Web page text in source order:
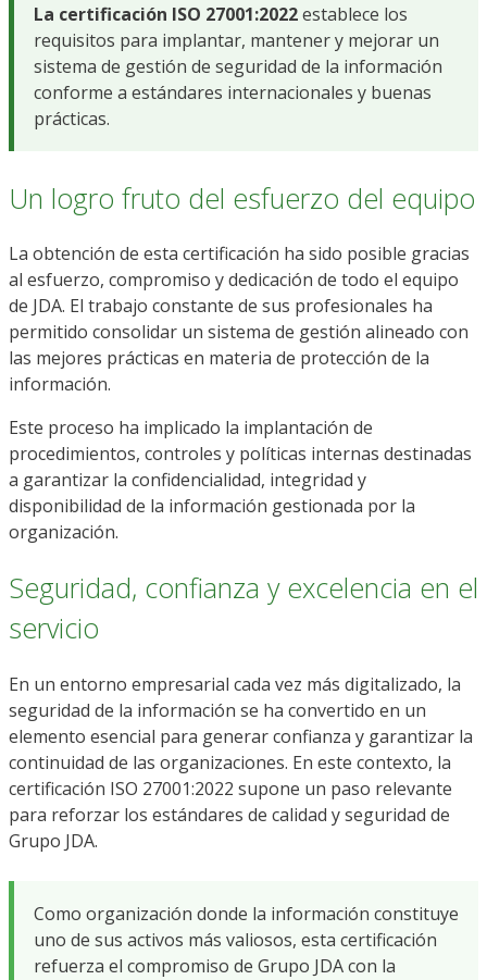
La certificación ISO 27001:2022establece los
requisitos para implantar, mantener y mejorar un
sistema de gestión de seguridad de la información
conforme a estándares internacionales y buenas
prácticas.
Un logro fruto del esfuerzo del equipo
La obtención de esta certificación ha sido posible gracias
al esfuerzo, compromiso y dedicación de todo el equipo
de JDA. El trabajo constante de sus profesionales ha
permitido consolidar un sistema de gestión alineado con
las mejores prácticas en materia de protección de la
información.
Este proceso ha implicado la implantación de
procedimientos, controles y políticas internas destinadas
a garantizar la confidencialidad, integridad y
disponibilidad de la información gestionada por la
organización.
Seguridad, confianza y excelencia en el
servicio
En un entorno empresarial cada vez más digitalizado, la
seguridad de la información se ha convertido en un
elemento esencial para generar confianza y garantizar la
continuidad de las organizaciones. En este contexto, la
certificación ISO 27001:2022 supone un paso relevante
para reforzar los estándares de calidad y seguridad de
Grupo JDA.
Como organización donde la información constituye
uno de sus activos más valiosos, esta certificación
refuerza el compromiso de Grupo JDA con la